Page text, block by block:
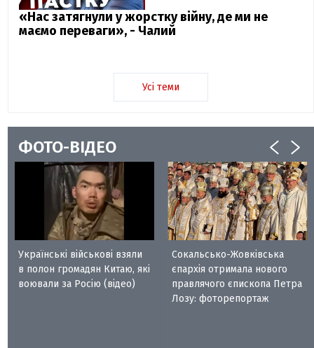
«Нас затягнули у жорстку війну, де ми не
маємо переваги», - Чалий
Усі теми
ФОТО-ВІДЕО
Українські військові взяли
в полон громадян Китаю, які
воювали за Росію (відео)
Сокальсько-Жовківська
єпархія отримала нового
правлячого єпископа Петра
Лозу: фоторепортаж